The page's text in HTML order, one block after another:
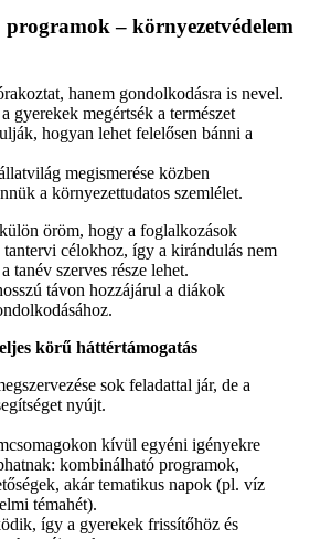
programok – környezetvédelem
hanem gondolkodásra is nevel.
gyerekek megértsék a természet
hogyan lehet felelősen bánni a
megismerése közben
a környezettudatos szemlélet.
öröm, hogy a foglalkozások
célokhoz, így a kirándulás nem
tanév szerves része lehet.
távon hozzájárul a diákok
körű háttértámogatás
sok feladattal jár, de a
nyújt.
kívül egyéni igényekre
kombinálható programok,
akár tematikus napok (pl. víz
témahét).
így a gyerekek frissítőhöz és